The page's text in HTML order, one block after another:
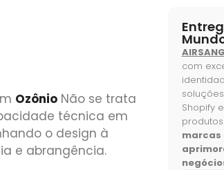
Ozônio Não se trata
técnica em
o design à
e abrangência.
AIRSANG
com
Shopify
marcas